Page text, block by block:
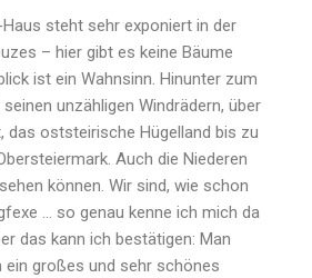
steht sehr exponiert in der
– hier gibt es keine Bäume
ist ein Wahnsinn. Hinunter zum
unzähligen Windrädern, über
das oststeirische Hügelland bis zu
Auch die Niederen
können. Wir sind, wie schon
… so genau kenne ich mich da
das kann ich bestätigen: Man
ein großes und sehr schönes